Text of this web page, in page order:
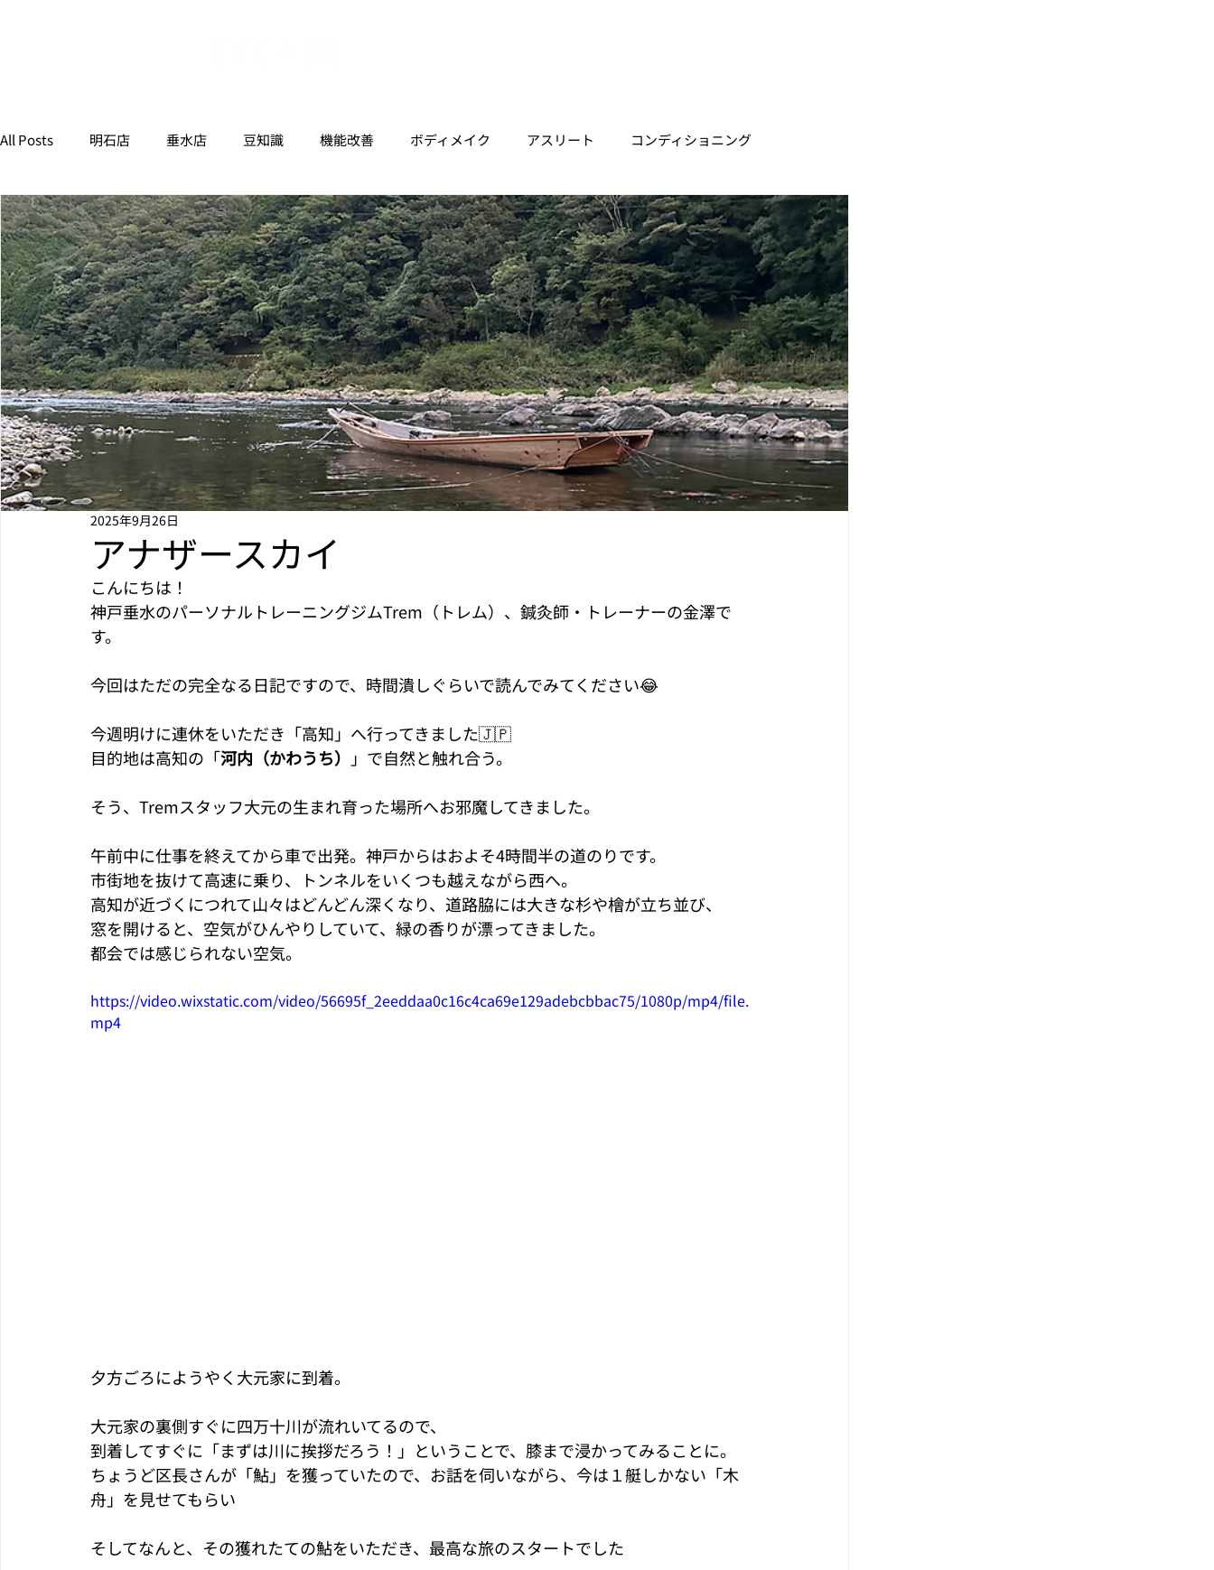
All Posts 明石店 垂水店 豆知識 機能改善 ボディメイク アスリート コンディショニング
アナザースカイ
2025年9月26日
こんにちは！
神戸垂水のパーソナルトレーニングジムTrem（トレム）、鍼灸師・トレーナーの金澤で
す。
今回はただの完全なる日記ですので、時間潰しぐらいで読んでみてください😂
今週明けに連休をいただき「高知」へ行ってきました🇯🇵
目的地は高知の「河内（かわうち） 」で自然と触れ合う。
そう、Tremスタッフ大元の生まれ育った場所へお邪魔してきました。
午前中に仕事を終えてから車で出発。神戸からはおよそ4時間半の道のりです。
市街地を抜けて高速に乗り、トンネルをいくつも越えながら西へ。
高知が近づくにつれて山々はどんどん深くなり、道路脇には大きな杉や檜が立ち並び、
窓を開けると、空気がひんやりしていて、緑の香りが漂ってきました。
都会では感じられない空気。
https://video.wixstatic.com/video/56695f_2eeddaa0c16c4ca69e129adebcbbac75/1080p/mp4/file.
mp4
夕方ごろにようやく大元家に到着。
大元家の裏側すぐに四万十川が流れいてるので、
到着してすぐに「まずは川に挨拶だろう！」ということで、膝まで浸かってみることに。
ちょうど区長さんが「鮎」を獲っていたので、お話を伺いながら、今は１艇しかない「木
舟」を見せてもらい
そしてなんと、その獲れたての鮎をいただき、最高な旅のスタートでした